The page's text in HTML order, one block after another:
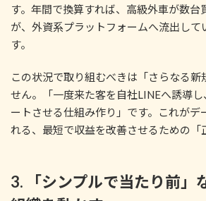
す。年間で換算すれば、高級外車が数台
が、外資系プラットフォームへ流出して
す。
この状況で取り組むべきは「さらなる新
せん。「一度来た客を自社LINEへ誘導
ートさせる仕組み作り」です。これがデ
れる、最短で収益を改善させるための「
3. 「シンプルで当たり前」